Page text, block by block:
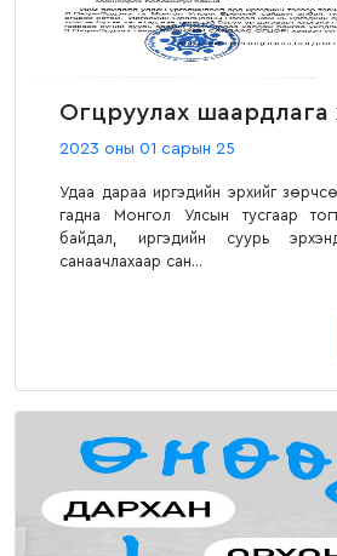
Огцруулах шаардлага
2023 оны 01 сарын 25
Удаа дараа иргэдийн эрхийг
гадна Монгол Улсын тусгаар
байдал, иргэдийн суурь
санаачлахаар сан...